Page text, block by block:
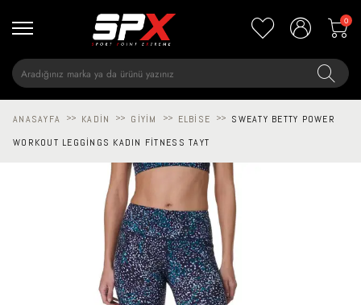
0
ANASAYFA >> KADIN >> GIYIM >> ELBISE >>
SWEATY BETTY POWER
WORKOUT LEGGINGS KADIN FITNESS TAYT